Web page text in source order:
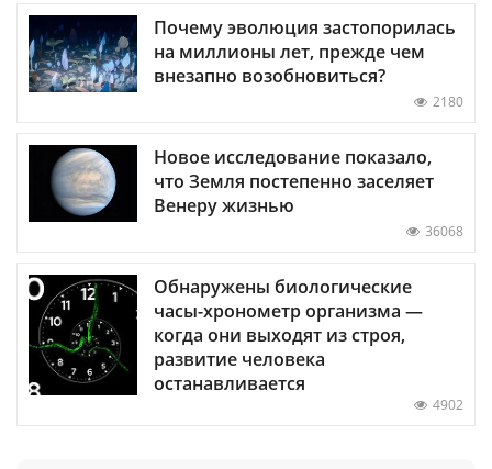
Почему эволюция застопорилась
на миллионы лет, прежде чем
внезапно возобновиться?
2180
Новое исследование показало,
что Земля постепенно заселяет
Венеру жизнью
36068
Обнаружены биологические
часы-хронометр организма —
когда они выходят из строя,
развитие человека
останавливается
4902